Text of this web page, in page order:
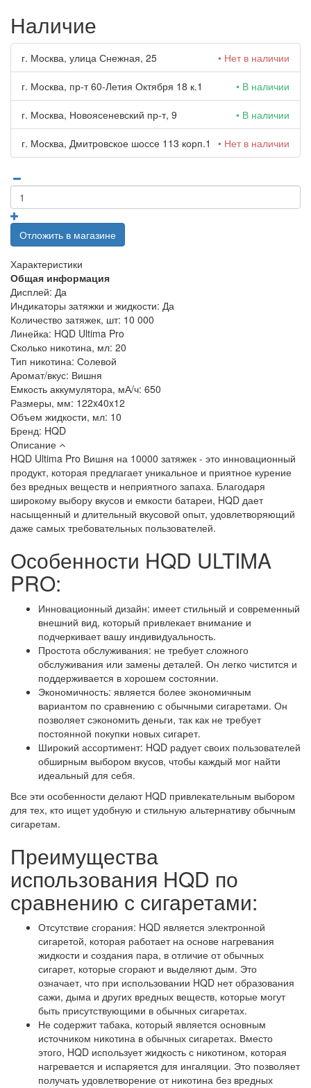
Наличие
г. Москва, улица Снежная, 25 • Нет в наличии
г. Москва, пр-т 60-Летия Октября 18 к.1 • В наличии
г. Москва, Новоясеневский пр-т, 9 • В наличии
г. Москва, Дмитровское шоссе 113 корп.1 • Нет в наличии
Отложить в магазине
Характеристики
Общая информация
Дисплей: Да
Индикаторы затяжки и жидкости: Да
Количество затяжек, шт: 10 000
Линейка: HQD Ultima Pro
Сколько никотина, мл: 20
Тип никотина: Солевой
Аромат/вкус: Вишня
Емкость аккумулятора, мА/ч: 650
Размеры, мм: 122x40x12
Объем жидкости, мл: 10
Бренд: HQD
Описание
HQD Ultima Pro Вишня на 10000 затяжек - это инновационный
продукт, которая предлагает уникальное и приятное курение
без вредных веществ и неприятного запаха. Благодаря
широкому выбору вкусов и емкости батареи, HQD дает
насыщенный и длительный вкусовой опыт, удовлетворяющий
даже самых требовательных пользователей.
Особенности HQD ULTIMA
PRO:
Инновационный дизайн: имеет стильный и современный
внешний вид, который привлекает внимание и
подчеркивает вашу индивидуальность.
Простота обслуживания: не требует сложного
обслуживания или замены деталей. Он легко чистится и
поддерживается в хорошем состоянии.
Экономичность: является более экономичным
вариантом по сравнению с обычными сигаретами. Он
позволяет сэкономить деньги, так как не требует
постоянной покупки новых сигарет.
Широкий ассортимент: HQD радует своих пользователей
обширным выбором вкусов, чтобы каждый мог найти
идеальный для себя.
Все эти особенности делают HQD привлекательным выбором
для тех, кто ищет удобную и стильную альтернативу обычным
сигаретам.
Преимущества
использования HQD по
сравнению с сигаретами:
Отсутствие сгорания: HQD является электронной
сигаретой, которая работает на основе нагревания
жидкости и создания пара, в отличие от обычных
сигарет, которые сгорают и выделяют дым. Это
означает, что при использовании HQD нет образования
сажи, дыма и других вредных веществ, которые могут
быть присутствующими в обычных сигаретах.
Не содержит табака, который является основным
источником никотина в обычных сигаретах. Вместо
этого, HQD использует жидкость с никотином, которая
нагревается и испаряется для ингаляции. Это позволяет
получать удовлетворение от никотина без вредных